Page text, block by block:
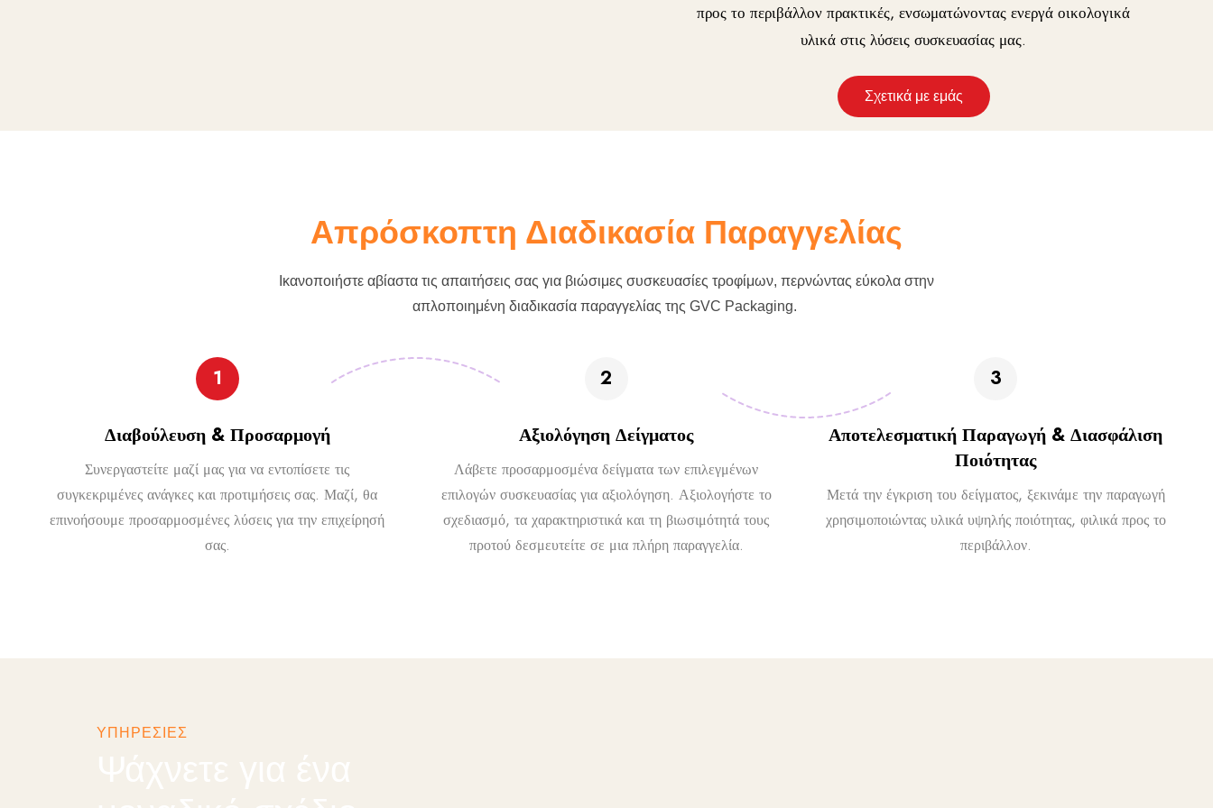
προς το περιβάλλον πρακτικές, ενσωματώνοντας ενεργά οικολογικά
υλικά στις λύσεις συσκευασίας μας.
Σχετικά με εμάς
Απρόσκοπτη Διαδικασία Παραγγελίας
Ικανοποιήστε αβίαστα τις απαιτήσεις σας για βιώσιμες συσκευασίες τροφίμων, περνώντας εύκολα στην
απλοποιημένη διαδικασία παραγγελίας της GVC Packaging.
1
Διαβούλευση & Προσαρμογή
Συνεργαστείτε μαζί μας για να εντοπίσετε τις
συγκεκριμένες ανάγκες και προτιμήσεις σας. Μαζί, θα
επινοήσουμε προσαρμοσμένες λύσεις για την επιχείρησή
σας.
2
Αξιολόγηση Δείγματος
Λάβετε προσαρμοσμένα δείγματα των επιλεγμένων
επιλογών συσκευασίας για αξιολόγηση. Αξιολογήστε το
σχεδιασμό, τα χαρακτηριστικά και τη βιωσιμότητά τους
προτού δεσμευτείτε σε μια πλήρη παραγγελία.
3
Αποτελεσματική Παραγωγή & Διασφάλιση
Ποιότητας
Μετά την έγκριση του δείγματος, ξεκινάμε την παραγωγή
χρησιμοποιώντας υλικά υψηλής ποιότητας, φιλικά προς το
περιβάλλον.
ΥΠΗΡΕΣΙΕΣ